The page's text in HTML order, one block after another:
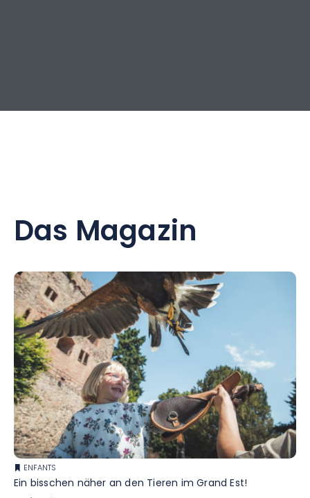
Das Magazin
ENFANTS
Ein bisschen näher an den Tieren im Grand Est!